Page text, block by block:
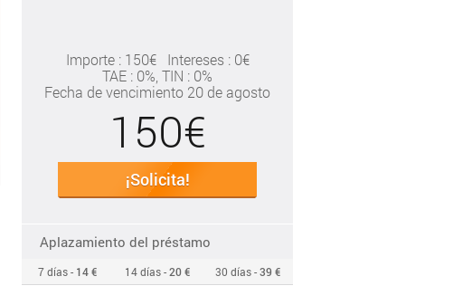
Importe : 150€
Intereses : 0€
TAE : 0% , TIN : 0%
Fecha de vencimiento 20 de agosto
150€
¡Solicita!
Aplazamiento del préstamo
7 días - 14 € 14 días -20 € 30 días -39 €